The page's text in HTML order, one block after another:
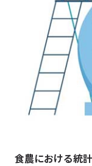
食農における統